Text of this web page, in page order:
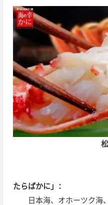
たらばかに」：
日本海、オホーツク海、